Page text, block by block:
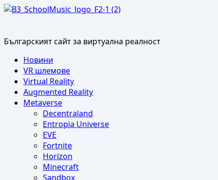
Skip
Българският сайт за виртуална реалност
Primary
Menu
Новини
VR шлемове
Virtual Reality
Augmented Reality
Metaverse
Decentraland
Entropia Universe
EVE
Fortnite
Horizon
Minecraft
Sandbox